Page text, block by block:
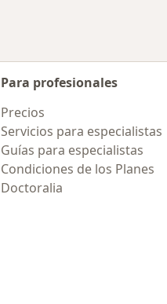
Para profesionales
Precios
Servicios para especialistas
Guías para especialistas
Condiciones de los Planes
Doctoralia